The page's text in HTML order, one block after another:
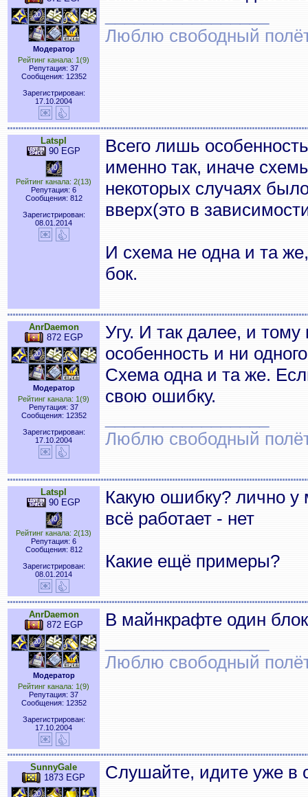
Модератор
Рейтинг канала: 1(9)
Репутация: 37
Сообщения: 12352
Зарегистрирован:
17.10.2004
Люблю свободный
Latspl
90 EGP
Рейтинг канала: 2(13)
Репутация: 6
Сообщения: 812
Зарегистрирован:
08.01.2014
Всего лишь
именно так, иначе
некоторых случаях
вверх(это в
И схема не одна и та
бок.
AnrDaemon
872 EGP
Модератор
Рейтинг канала: 1(9)
Репутация: 37
Сообщения: 12352
Зарегистрирован:
17.10.2004
Угу. И так далее, и
особенность и ни
Схема одна и та же.
свою ошибку.
Люблю свободный
Latspl
90 EGP
Рейтинг канала: 2(13)
Репутация: 6
Сообщения: 812
Зарегистрирован:
08.01.2014
Какую ошибку? лично у
всё работает - нет
Какие ещё примеры?
AnrDaemon
872 EGP
Модератор
Рейтинг канала: 1(9)
Репутация: 37
Сообщения: 12352
Зарегистрирован:
17.10.2004
В майнкрафте один
Люблю свободный
SunnyGale
1873 EGP
Слушайте, идите уже в